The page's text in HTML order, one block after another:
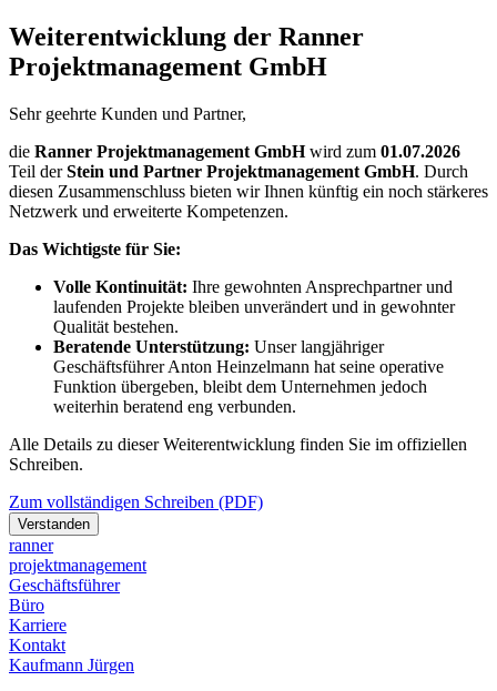
Weiterentwicklung der Ranner
Projektmanagement GmbH
Sehr geehrte Kunden und Partner,
die Ranner Projektmanagement GmbHwird zum 01.07.2026
Teil derStein und Partner Projektmanagement GmbH. Durch
diesen Zusammenschluss bieten wir Ihnen künftig ein noch stärkeres
Netzwerk und erweiterte Kompetenzen.
Das Wichtigste für Sie:
Volle Kontinuität: Ihre gewohnten Ansprechpartner und
laufenden Projekte bleiben unverändert und in gewohnter
Qualität bestehen.
Beratende Unterstützung: Unser langjähriger
Geschäftsführer Anton Heinzelmann hat seine operative
Funktion übergeben, bleibt dem Unternehmen jedoch
weiterhin beratend eng verbunden.
Alle Details zu dieser Weiterentwicklung finden Sie im offiziellen
Schreiben.
Zum vollständigen Schreiben (PDF)
Verstanden
ranner
projektmanagement
Geschäftsführer
Büro
Karriere
Kontakt
Kaufmann Jürgen